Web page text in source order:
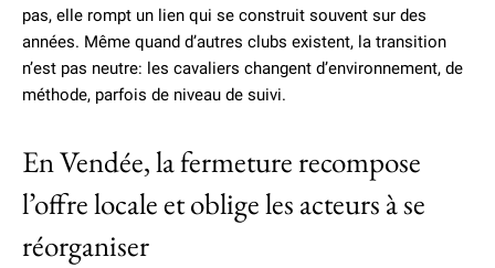
pas, elle rompt un lien qui se construit souvent sur des
années. Même quand d’autres clubs existent, la transition
n’est pas neutre: les cavaliers changent d’environnement, de
méthode, parfois de niveau de suivi.
En Vendée, la fermeture recompose
l’offre locale et oblige les acteurs à se
réorganiser